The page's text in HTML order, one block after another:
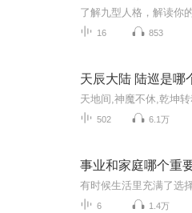
16 853
天辰大陆 陆巡是哪
502 6.1万
事业和家庭哪个重
6 1.4万